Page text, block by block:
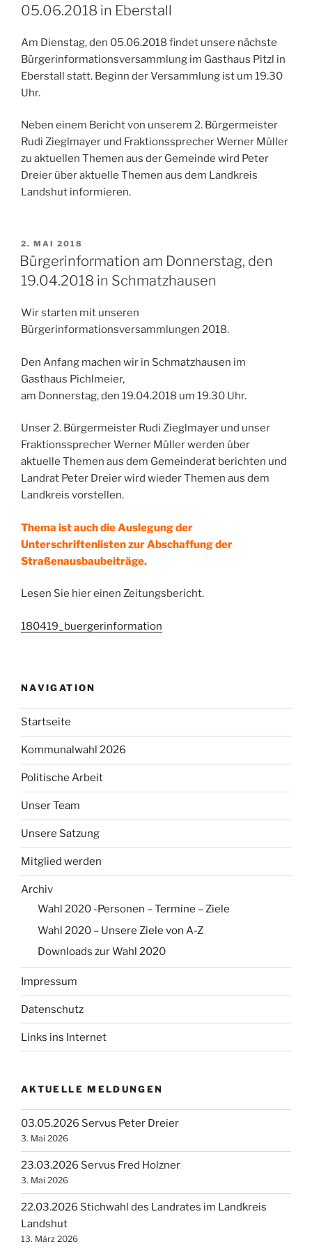
05.06.2018 in Eberstall
Am Dienstag, den 05.06.2018 findet unsere nächste
Bürgerinformationsversammlung im Gasthaus Pitzl in
Eberstall statt. Beginn der Versammlung ist um 19.30
Uhr.
Neben einem Bericht von unserem 2. Bürgermeister
Rudi Zieglmayer und Fraktionssprecher Werner Müller
zu aktuellen Themen aus der Gemeinde wird Peter
Dreier über aktuelle Themen aus dem Landkreis
Landshut informieren.
VERÖFFENTLICHT
AM
2. MAI 2018
Bürgerinformation am Donnerstag, den
19.04.2018 in Schmatzhausen
Wir starten mit unseren
Bürgerinformationsversammlungen 2018.
Den Anfang machen wir in Schmatzhausen im
Gasthaus Pichlmeier,
am Donnerstag, den 19.04.2018 um 19.30 Uhr.
Unser 2. Bürgermeister Rudi Zieglmayer und unser
Fraktionssprecher Werner Müller werden über
aktuelle Themen aus dem Gemeinderat berichten und
Landrat Peter Dreier wird wieder Themen aus dem
Landkreis vorstellen.
Thema ist auch die Auslegung der
Unterschriftenlisten zur Abschaffung der
Straßenausbaubeiträge.
Lesen Sie hier einen Zeitungsbericht.
180419_buergerinformation
NAVIGATION
Startseite
Kommunalwahl 2026
Politische Arbeit
Unser Team
Unsere Satzung
Mitglied werden
Archiv
Wahl 2020 -Personen – Termine – Ziele
Wahl 2020 – Unsere Ziele von A-Z
Downloads zur Wahl 2020
Impressum
Datenschutz
Links ins Internet
AKTUELLE MELDUNGEN
03.05.2026 Servus Peter Dreier
3. Mai 2026
23.03.2026 Servus Fred Holzner
3. Mai 2026
22.03.2026 Stichwahl des Landrates im Landkreis
Landshut
13. März 2026